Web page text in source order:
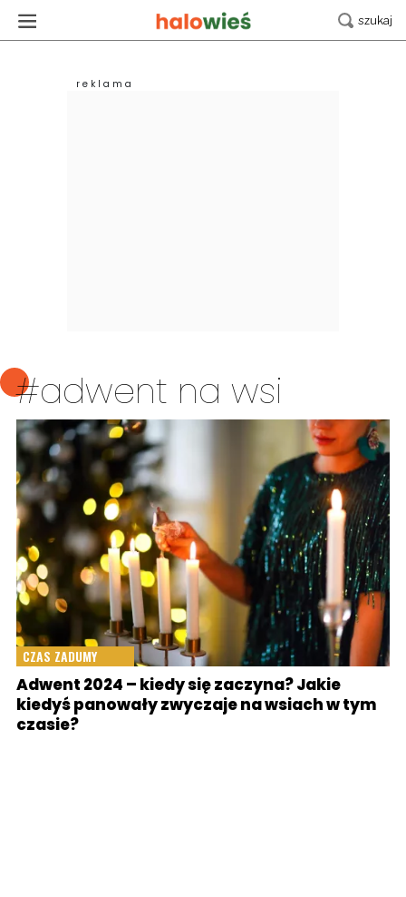
#adwent na wsi
CZAS ZADUMY
Adwent 2024 – kiedy się zaczyna? Jakie
kiedyś panowały zwyczaje na wsiach w tym
czasie?